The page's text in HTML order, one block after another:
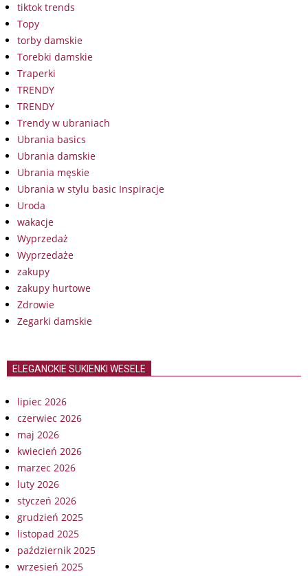
tiktok trends
Topy
torby damskie
Torebki damskie
Traperki
TRENDY
TRENDY
Trendy w ubraniach
Ubrania basics
Ubrania damskie
Ubrania męskie
Ubrania w stylu basic Inspiracje
Uroda
wakacje
Wyprzedaż
Wyprzedaże
zakupy
zakupy hurtowe
Zdrowie
Zegarki damskie
ELEGANCKIE SUKIENKI WESELE
lipiec 2026
czerwiec 2026
maj 2026
kwiecień 2026
marzec 2026
luty 2026
styczeń 2026
grudzień 2025
listopad 2025
październik 2025
wrzesień 2025